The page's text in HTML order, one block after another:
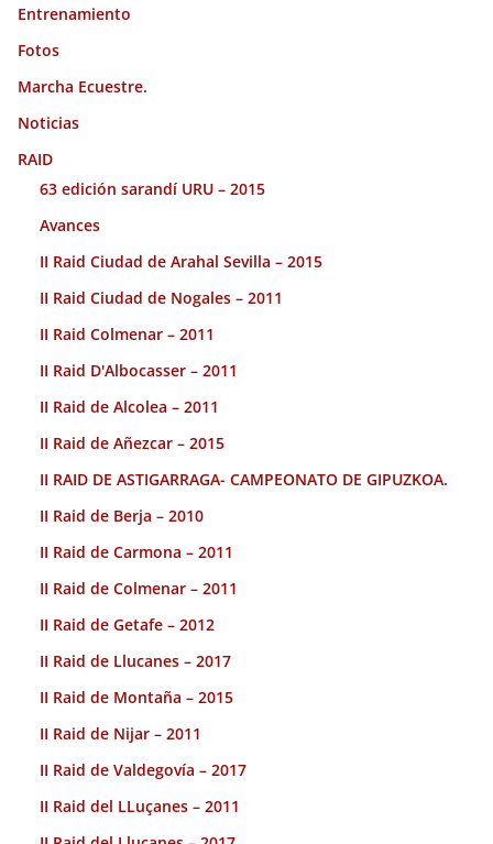
Entrenamiento
Fotos
Marcha Ecuestre.
Noticias
RAID
63 edición sarandí URU – 2015
Avances
II Raid Ciudad de Arahal Sevilla – 2015
II Raid Ciudad de Nogales – 2011
II Raid Colmenar – 2011
II Raid D'Albocasser – 2011
II Raid de Alcolea – 2011
II Raid de Añezcar – 2015
II RAID DE ASTIGARRAGA- CAMPEONATO DE GIPUZKOA.
II Raid de Berja – 2010
II Raid de Carmona – 2011
II Raid de Colmenar – 2011
II Raid de Getafe – 2012
II Raid de Llucanes – 2017
II Raid de Montaña – 2015
II Raid de Nijar – 2011
II Raid de Valdegovía – 2017
II Raid del LLuçanes – 2011